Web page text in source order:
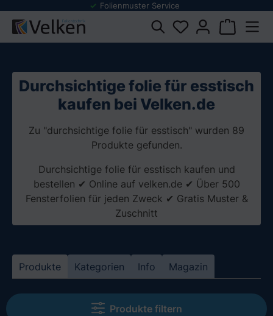
springen
Folienmuster Service
Durchsichtige folie für esstisch
kaufen bei Velken.de
Zu "durchsichtige folie für esstisch" wurden 89
Produkte gefunden.
Durchsichtige folie für esstisch kaufen und
bestellen ✔ Online auf velken.de ✔ Über 500
Fensterfolien für jeden Zweck ✔ Gratis Muster &
Zuschnitt
Produkte Kategorien Info Magazin
Produkte filtern